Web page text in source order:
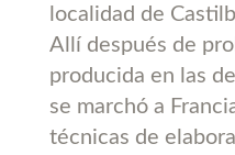
localidad de
Allí después de
producida en las
se marchó a
técnicas de